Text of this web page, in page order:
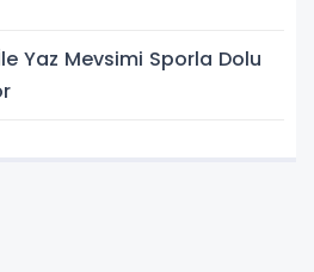
Yaz Mevsimi Sporla Dolu